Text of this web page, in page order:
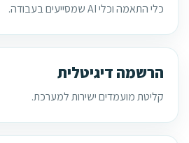
כלי התאמה וכלי AI שמסייעים בעבודה.
הרשמה דיגיטלית
קליטת מועמדים ישירות למערכת.